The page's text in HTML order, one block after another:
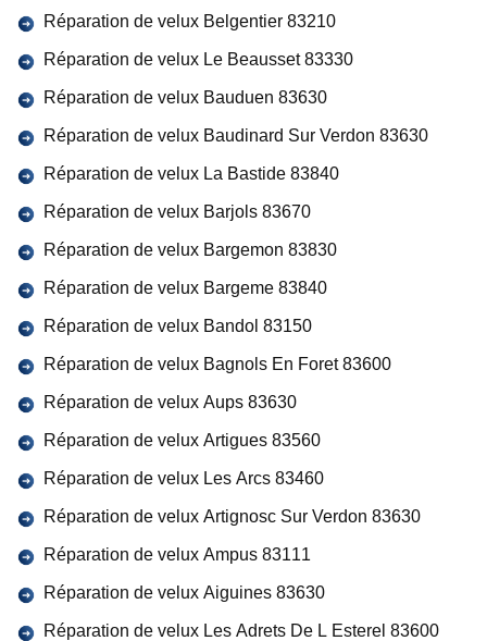
Réparation de velux Belgentier 83210
Réparation de velux Le Beausset 83330
Réparation de velux Bauduen 83630
Réparation de velux Baudinard Sur Verdon 83630
Réparation de velux La Bastide 83840
Réparation de velux Barjols 83670
Réparation de velux Bargemon 83830
Réparation de velux Bargeme 83840
Réparation de velux Bandol 83150
Réparation de velux Bagnols En Foret 83600
Réparation de velux Aups 83630
Réparation de velux Artigues 83560
Réparation de velux Les Arcs 83460
Réparation de velux Artignosc Sur Verdon 83630
Réparation de velux Ampus 83111
Réparation de velux Aiguines 83630
Réparation de velux Les Adrets De L Esterel 83600